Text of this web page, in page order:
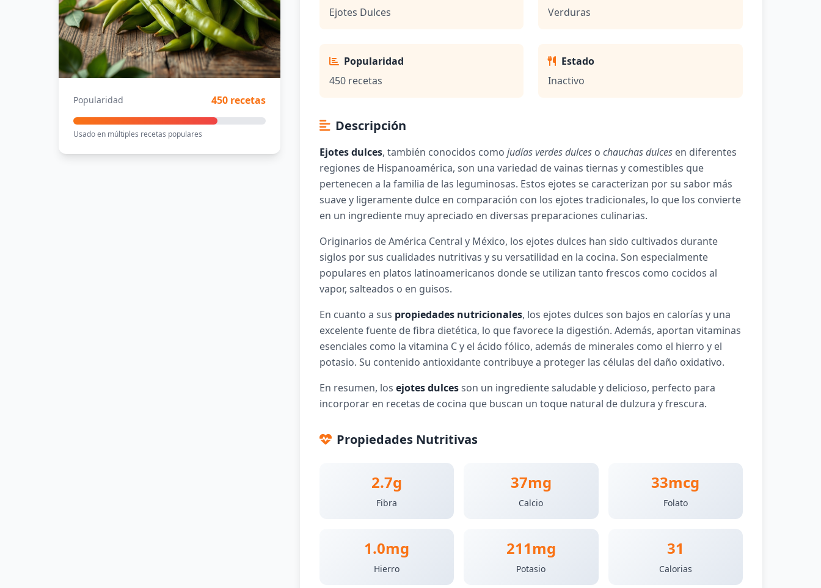
Popularidad 450 recetas
Usado en múltiples recetas populares
Ejotes Dulces
Verduras
Popularidad
450 recetas
Estado
Inactivo
Descripción
Ejotes dulces, también conocidos como judías verdes dulceso chauchas dulcesen diferentes
regiones de Hispanoamérica, son una variedad de vainas tiernas y comestibles que
pertenecen a la familia de las leguminosas. Estos ejotes se caracterizan por su sabor más
suave y ligeramente dulce en comparación con los ejotes tradicionales, lo que los convierte
en un ingrediente muy apreciado en diversas preparaciones culinarias.
Originarios de América Central y México, los ejotes dulces han sido cultivados durante
siglos por sus cualidades nutritivas y su versatilidad en la cocina. Son especialmente
populares en platos latinoamericanos donde se utilizan tanto frescos como cocidos al
vapor, salteados o en guisos.
En cuanto a sus propiedades nutricionales, los ejotes dulces son bajos en calorías y una
excelente fuente de fibra dietética, lo que favorece la digestión. Además, aportan vitaminas
esenciales como la vitamina C y el ácido fólico, además de minerales como el hierro y el
potasio. Su contenido antioxidante contribuye a proteger las células del daño oxidativo.
En resumen, los ejotes dulcesson un ingrediente saludable y delicioso, perfecto para
incorporar en recetas de cocina que buscan un toque natural de dulzura y frescura.
Propiedades Nutritivas
2.7g
Fibra
37mg
Calcio
33mcg
Folato
1.0mg
Hierro
211mg
Potasio
31
Calorias